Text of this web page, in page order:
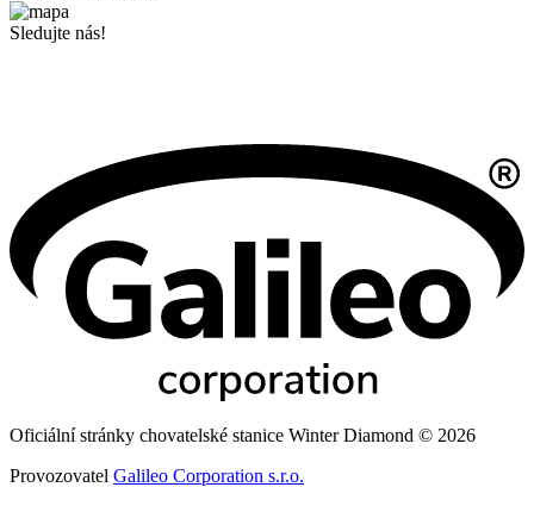
Sledujte nás!
Oficiální stránky chovatelské stanice Winter Diamond © 2026
Provozovatel Galileo Corporation s.r.o.